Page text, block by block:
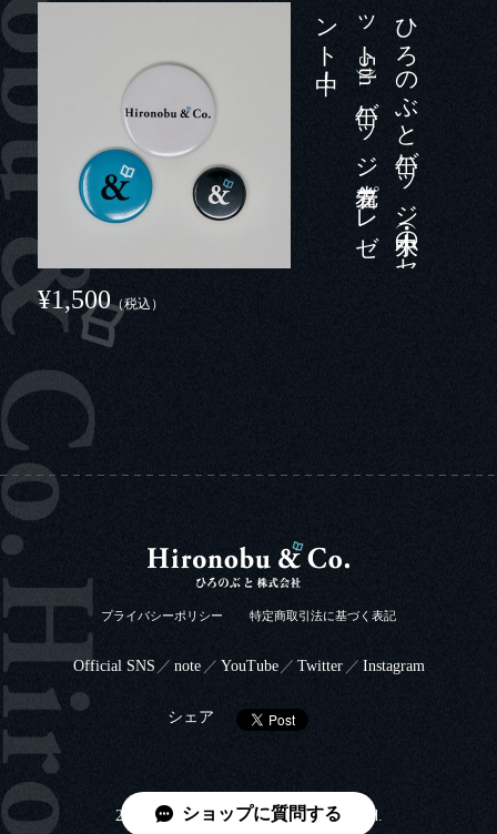
ひ
ろ
の
ぶ
と
缶バ
ッ
ジ
（大・中・小の
セ
ッ
ト
）5
t
h
缶バ
ッ
ジ
先着プ
レ
ゼ
ン
ト
中！
¥1,500（税込）
プライバシーポリシー 特定商取引法に基づく表記
Official SNS note YouTube Twitter Instagram
シェア
2022 © Hironobu&Co. all rights reserved.
ショップに質問する